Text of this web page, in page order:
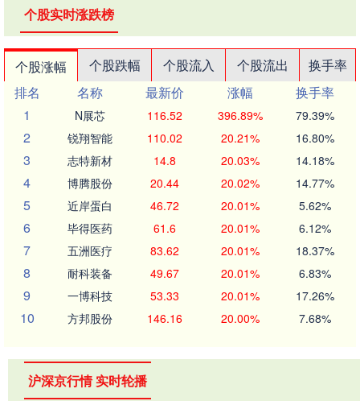
个股实时涨跌榜
个股涨幅 个股跌幅 个股流入 个股流出
换手率
排名
名称 最新价 涨幅
换手率
1
N展芯 116.52 396.89% 79.39%
2 锐翔智能 110.02 20.21% 16.80%
3 志特新材 14.8 20.03% 14.18%
4 博腾股份 20.44 20.02% 14.77%
5 近岸蛋白 46.72 20.01% 5.62%
6 毕得医药 61.6 20.01% 6.12%
7 五洲医疗 83.62 20.01% 18.37%
8 耐科装备 49.67 20.01% 6.83%
9 一博科技 53.33 20.01% 17.26%
10 方邦股份 146.16 20.00% 7.68%
沪深京行情 实时轮播